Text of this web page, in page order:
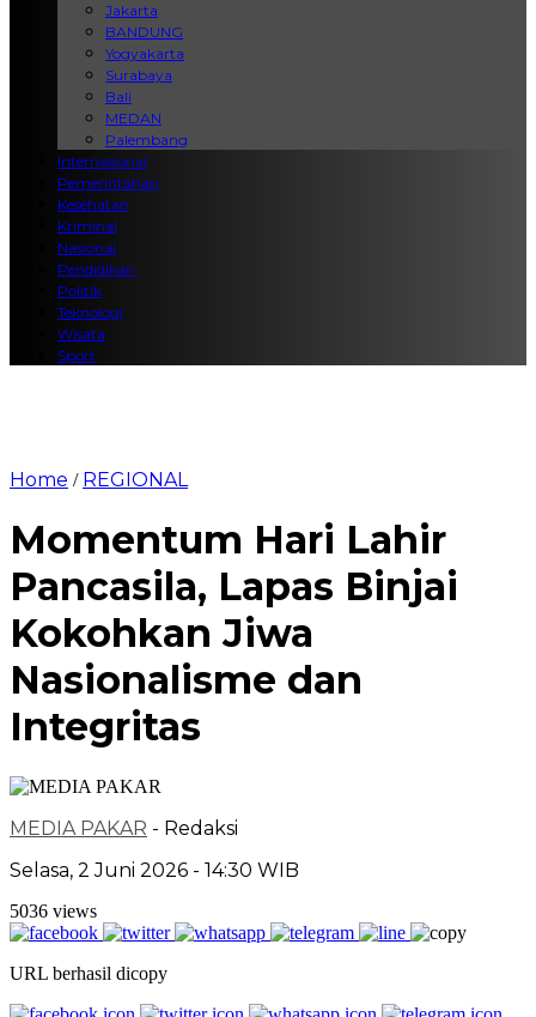
Jakarta
BANDUNG
Yogyakarta
Surabaya
Bali
MEDAN
Palembang
Internasional
Pemerintahan
Kesehatan
Kriminal
Nasional
Pendidikan
Politik
Teknologi
Wisata
Sport
Home / REGIONAL
Momentum Hari Lahir
Pancasila, Lapas Binjai
Kokohkan Jiwa
Nasionalisme dan
Integritas
MEDIA PAKAR - Redaksi
Selasa, 2 Juni 2026 - 14:30 WIB
5036 views
URL berhasil dicopy